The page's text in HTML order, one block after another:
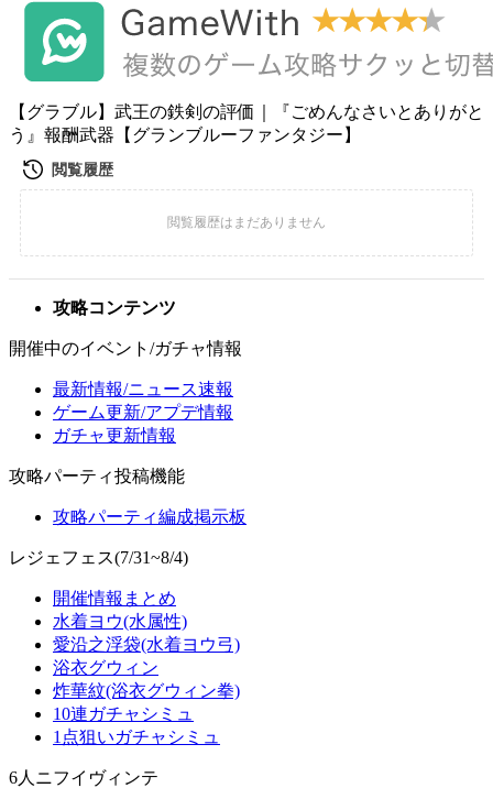
【グラブル】武王の鉄剣の評価｜『ごめんなさいとありがと
う』報酬武器【グランブルーファンタジー】
攻略コンテンツ
開催中のイベント/ガチャ情報
最新情報/ニュース速報
ゲーム更新/アプデ情報
ガチャ更新情報
攻略パーティ投稿機能
攻略パーティ編成掲示板
レジェフェス(7/31~8/4)
開催情報まとめ
水着ヨウ(水属性)
愛沿之浮袋(水着ヨウ弓)
浴衣グウィン
炸華紋(浴衣グウィン拳)
10連ガチャシミュ
1点狙いガチャシミュ
6人ニフイヴィンテ